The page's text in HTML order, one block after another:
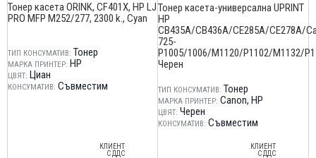
Тонер касета ORINK, CF401X, HP LJ
PRO MFP M252/277, 2300 k., Cyan
ТИП КОНСУМАТИВ: Тонер
МАРКА ПРИНТЕР: HP
ЦВЯТ: Циан
КОНСУМАТИВ: Съвместим
КЛИЕНТ
С ДДС
Тонер касета-универсална UPRINT
HP
CB435A/CB436A/CE285A/CE278A/
725-
P1005/1006/M1120/P1102/M1132/
Черен
ТИП КОНСУМАТИВ: Тонер
МАРКА ПРИНТЕР: Canon HP
ЦВЯТ: Черен
КОНСУМАТИВ: Съвместим
КЛИЕНТ
С ДДС